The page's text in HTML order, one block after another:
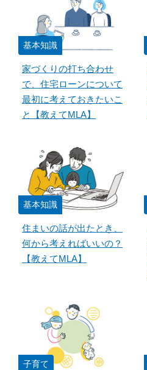
基本知識
家づくりの打ち合わせ
で、住宅ローンについて
最初に考えておきたいこ
と【教えてMLA】
基本知識
住まいの話が出たとき、
何から考えればいいの？
【教えてMLA】
子育て